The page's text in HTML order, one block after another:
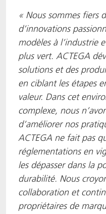
« Nous sommes fiers
d’innovations
modèles à l’industrie
plus vert. ACTEGA
solutions et des
en ciblant les étapes
valeur. Dans cet
complexe, nous
d’améliorer nos
ACTEGA ne fait pas
réglementations en
les dépasser dans la
durabilité. Nous
collaboration et
propriétaires de